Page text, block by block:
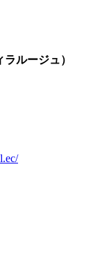
ルージュ）